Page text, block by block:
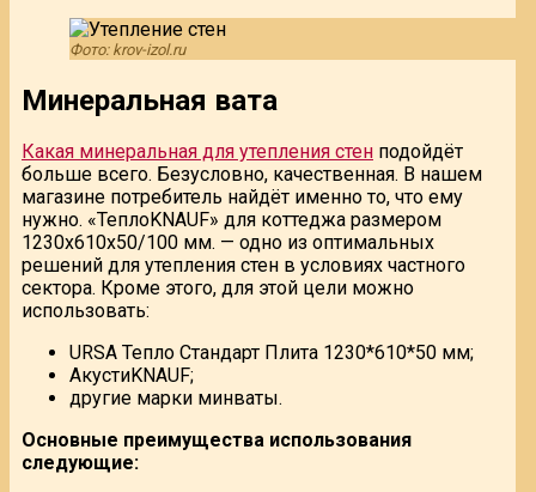
Фото: krov-izol.ru
Минеральная вата
Какая минеральная для утепления стен подойдёт
больше всего. Безусловно, качественная. В нашем
магазине потребитель найдёт именно то, что ему
нужно. «ТеплоKNAUF» для коттеджа размером
1230х610х50/100 мм. — одно из оптимальных
решений для утепления стен в условиях частного
сектора. Кроме этого, для этой цели можно
использовать:
URSA Тепло Стандарт Плита 1230*610*50 мм;
АкустиKNAUF;
другие марки минваты.
Основные преимущества использования
следующие: